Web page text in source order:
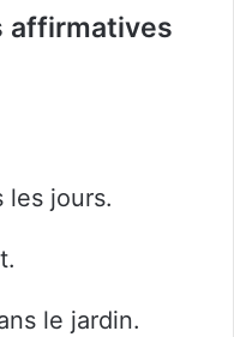
affirmatives
les jours.
le jardin.